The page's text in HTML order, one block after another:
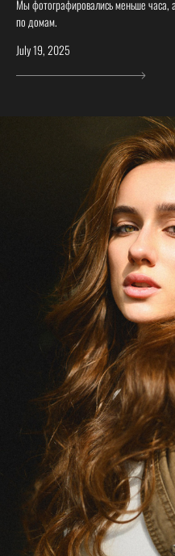
Мы фотографировались меньше часа,
по домам.
July 19, 2025